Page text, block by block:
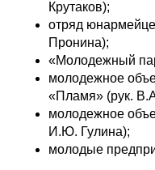
Крутаков);
отряд
Пронина);
«Молодежный
молодежное
«Пламя» (рук.
молодежное
И.Ю. Гулина);
молодые